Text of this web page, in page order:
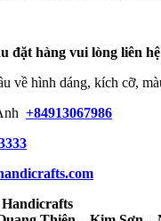
đặt hàng vui lòng liên
về hình dáng, kích cỡ,
+84913067986